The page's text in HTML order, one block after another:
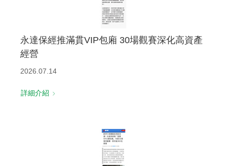
永達保經推滿貫VIP包廂 30場觀賽深化高資產
經營
2026.07.14
詳細介紹